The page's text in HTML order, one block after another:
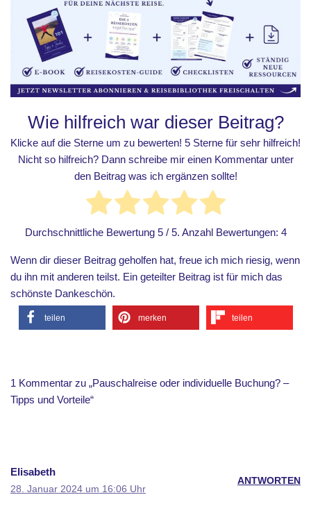
Wie hilfreich war dieser Beitrag?
Klicke auf die Sterne um zu bewerten! 5 Sterne für sehr hilfreich!
Nicht so hilfreich? Dann schreibe mir einen Kommentar unter
den Beitrag was ich ergänzen sollte!
Durchschnittliche Bewertung 5/ 5. Anzahl Bewertungen: 4
Wenn dir dieser Beitrag geholfen hat, freue ich mich riesig, wenn
du ihn mit anderen teilst. Ein geteilter Beitrag ist für mich das
schönste Dankeschön.
teilen merken teilen
1 Kommentar zu „Pauschalreise oder individuelle Buchung? –
Tipps und Vorteile“
Elisabeth
28. Januar 2024 um 16:06 Uhr
ANTWORTEN